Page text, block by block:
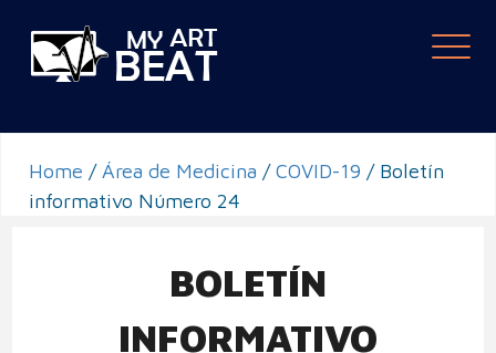
Home / Área de Medicina /COVID-19 / Boletín
informativo Número 24
BOLETÍN
INFORMATIVO